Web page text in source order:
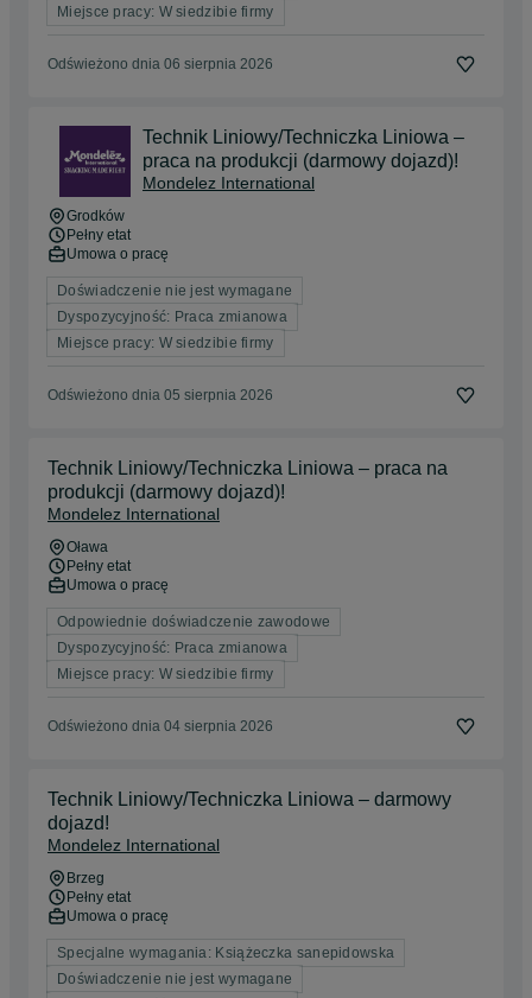
Miejsce pracy: W siedzibie firmy
Odświeżono dnia 06 sierpnia 2026
Technik Liniowy/Techniczka Liniowa –
praca na produkcji (darmowy dojazd)!
Mondelez International
Grodków
Pełny etat
Umowa o pracę
Doświadczenie nie jest wymagane
Dyspozycyjność: Praca zmianowa
Miejsce pracy: W siedzibie firmy
Odświeżono dnia 05 sierpnia 2026
Technik Liniowy/Techniczka Liniowa – praca na
produkcji (darmowy dojazd)!
Mondelez International
Oława
Pełny etat
Umowa o pracę
Odpowiednie doświadczenie zawodowe
Dyspozycyjność: Praca zmianowa
Miejsce pracy: W siedzibie firmy
Odświeżono dnia 04 sierpnia 2026
Technik Liniowy/Techniczka Liniowa – darmowy
dojazd!
Mondelez International
Brzeg
Pełny etat
Umowa o pracę
Specjalne wymagania: Książeczka sanepidowska
Doświadczenie nie jest wymagane